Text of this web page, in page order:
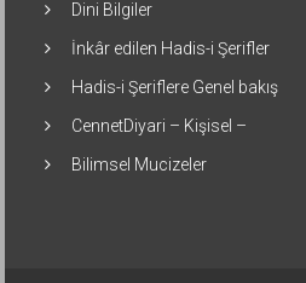
Dini Bilgiler
İnkâr edilen Hadis-i Şerifler
Hadis-i Şeriflere Genel bakış
CennetDiyari – Kişisel –
Bilimsel Mucizeler